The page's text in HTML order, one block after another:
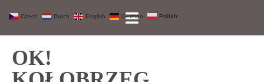
OK!
Czech Dutch English German Polish